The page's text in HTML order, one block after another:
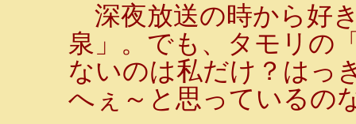
深夜放送の時から好
泉」。でも、タモリの
ないのは私だけ？はっ
へぇ～と思っているの